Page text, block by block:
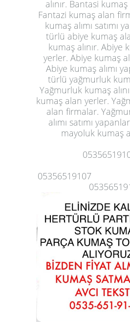
alınır. Bantasi
Fantazi kumaş alan
kumaş alımı satımı
türlü abiye kumaş
kumaş alınır. Abiye
yerler. Abiye kumaş
Abiye kumaş alımı
türlü yağmurluk
Yağmurluk kumaş
kumaş alan yerler.
alan firmalar.
alımı satımı yapanlar
mayoluk kumaş